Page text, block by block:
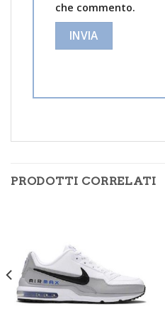
che commento.
PRODOTTI CORRELATI